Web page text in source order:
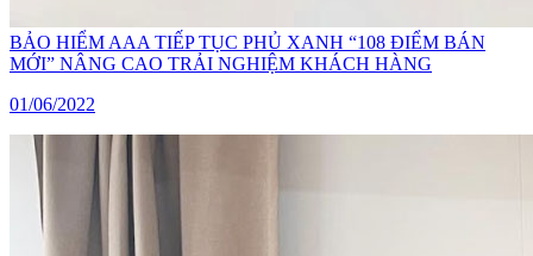
BẢO HIỂM AAA TIẾP TỤC PHỦ XANH “108 ĐIỂM BÁN
MỚI” NÂNG CAO TRẢI NGHIỆM KHÁCH HÀNG
01/06/2022